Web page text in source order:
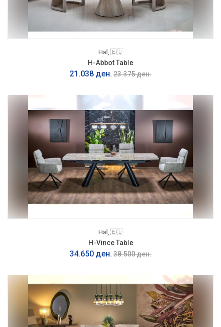
Hal, 🇪🇺
H-Abbot Table
21.038 ден. 23.375 ден.
Hal, 🇪🇺
H-Vince Table
34.650 ден. 38.500 ден.